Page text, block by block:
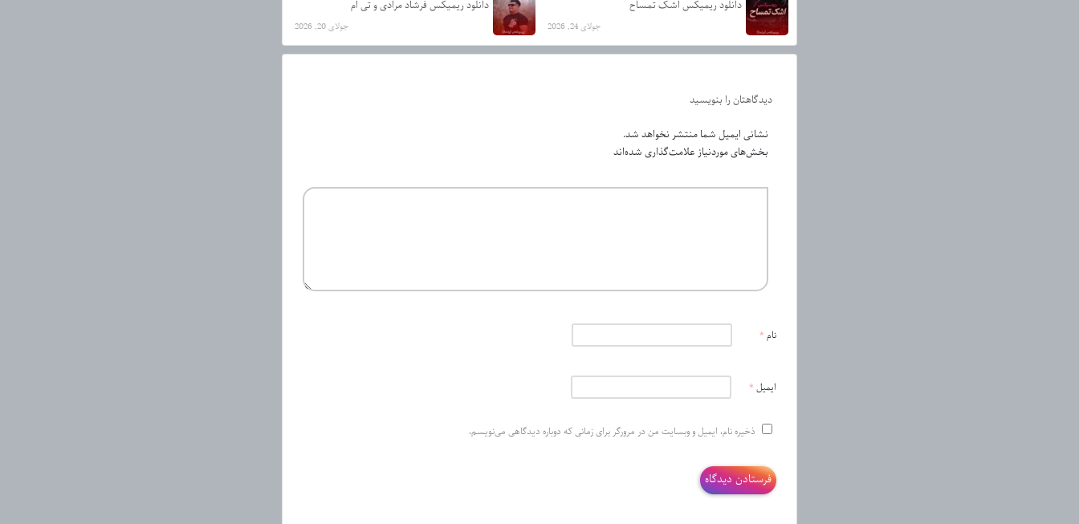
دانلود ریمیکس اشک تمساح
جولای 24, 2026
دانلود ریمیکس فرشاد مرادی و تی ام
جولای 20, 2026
دیدگاهتان را بنویسید
نشانی ایمیل شما منتشر نخواهد شد.
بخش‌های موردنیاز علامت‌گذاری شده‌اند
نام *
ایمیل *
ذخیره نام، ایمیل و وبسایت من در مرورگر برای زمانی که دوباره دیدگاهی می‌نویسم.